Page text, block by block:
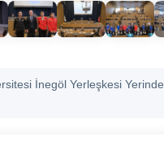
İnegöl Yerleşkesi Yerinde